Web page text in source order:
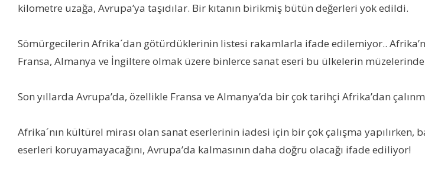
kilometre uzağa, Avrupa’ya taşıdılar. Bir kıtanın birikmiş bütün değerleri yok edildi.
Sömürgecilerin Afrika´dan götürdüklerinin listesi rakamlarla ifade edilemiyor..
Fransa, Almanya ve İngiltere olmak üzere binlerce sanat eseri bu ülkelerin
Son yıllarda Avrupa’da, özellikle Fransa ve Almanya’da bir çok tarihçi Afrika’dan
Afrika´nın kültürel mirası olan sanat eserlerinin iadesi için bir çok çalışma
eserleri koruyamayacağını, Avrupa’da kalmasının daha doğru olacağı ifade ediliyor!